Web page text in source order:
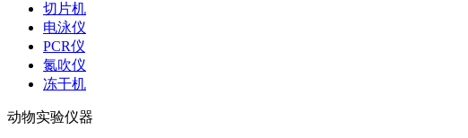
切片机
电泳仪
PCR仪
氮吹仪
冻干机
动物实验仪器